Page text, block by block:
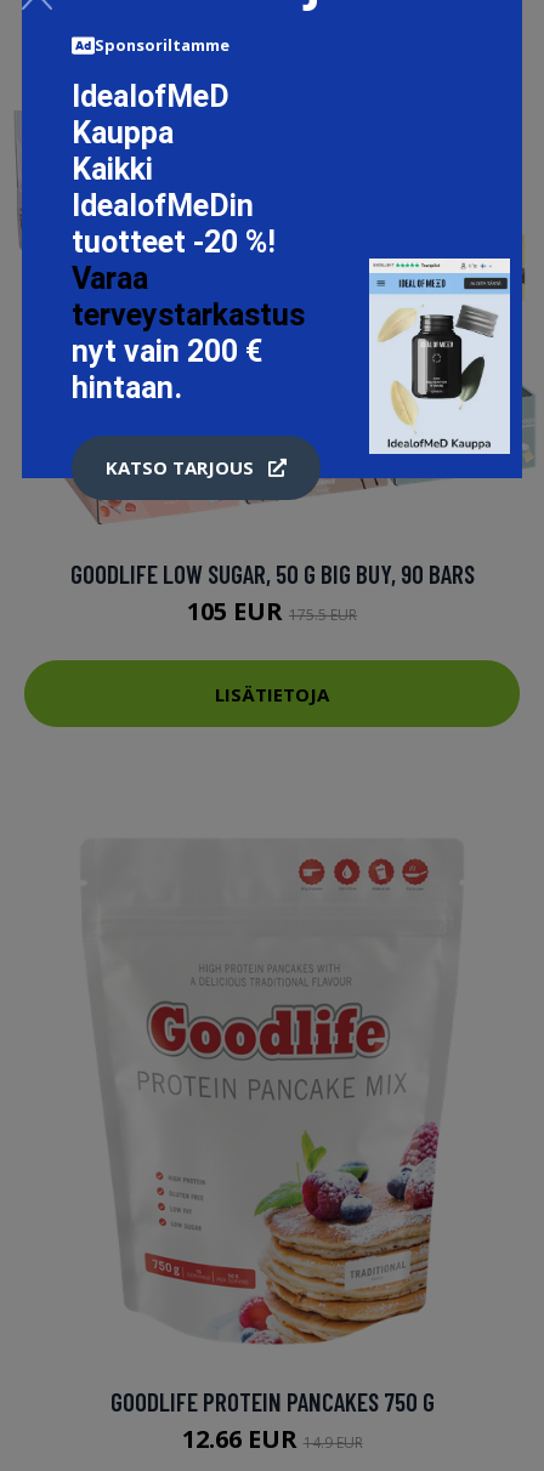
GOODLIFE LOW SUGAR, 50 G BIG BUY, 90 BARS
105 EUR 175.5 EUR
LISÄTIETOJA
GOODLIFE PROTEIN PANCAKES 750 G
12.66 EUR14.9 EUR
Sponsoriltamme
IdealofMeD
Kauppa
Kaikki
IdealofMeDin
tuotteet -20 %!
Varaa
terveystarkastus
nyt vain 200 €
hintaan.
KATSO TARJOUS